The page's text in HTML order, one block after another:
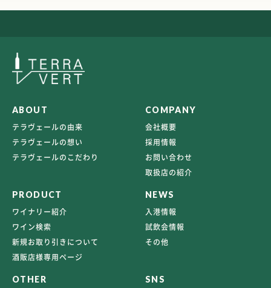
ABOUT
テラヴェールの由来
テラヴェールの想い
テラヴェールのこだわり
COMPANY
会社概要
採用情報
お問い合わせ
取扱店の紹介
PRODUCT
ワイナリー紹介
ワイン検索
新規お取り引きについて
酒販店様専用ページ
NEWS
入港情報
試飲会情報
その他
OTHER SNS